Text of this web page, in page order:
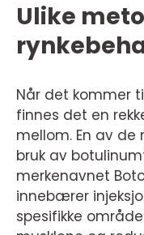
Ulike
Når det kommer
finnes det en
mellom. En av
bruk av
merkenavnet
innebærer
spesifikke